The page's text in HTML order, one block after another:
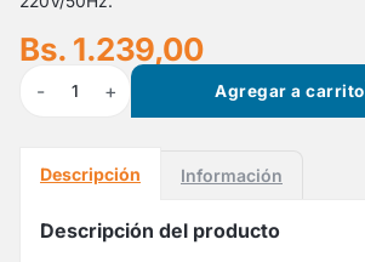
Bs. 1.239,00
- 1 + Agregar a carrito
Descripción Información
Descripción del producto